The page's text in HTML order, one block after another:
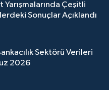
Yarışmalarında Çeşitli
Sonuçlar Açıklandı
Sektörü Verileri
2026